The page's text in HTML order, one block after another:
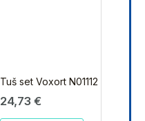
Tuš set Voxort N01112
24,73 €